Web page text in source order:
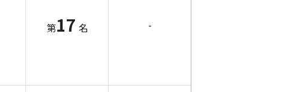
第17 名 -